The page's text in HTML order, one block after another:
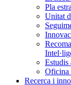
Pla
Unitat
Estudis
Oficina
Recerca i